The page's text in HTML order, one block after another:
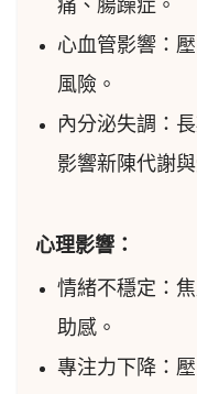
痛、腸躁症。
心血管影響：
風險。
內分泌失調：
影響新陳代謝
心理影響：
情緒不穩定：
助感。
專注力下降：